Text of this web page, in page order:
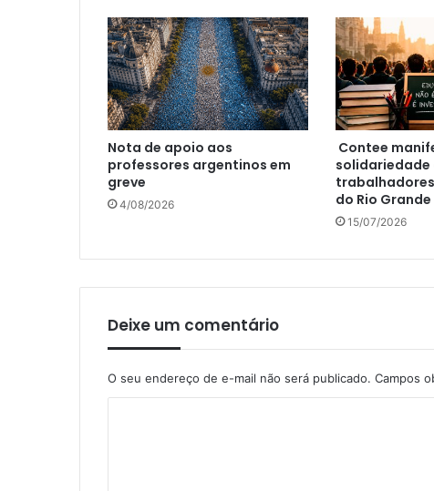
Nota de apoio aos
professores argentinos em
greve
4/08/2026
Contee
solidariedade
do Rio Grande
15/07/2026
Deixe um comentário
O seu endereço de e-mail não será publicado. Campos